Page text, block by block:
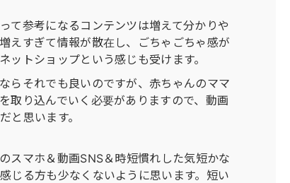
て参考になるコンテンツは増えて分かりや
えすぎて情報が散在し、ごちゃごちゃ感が
トショップという感じも受けます。
らそれでも良いのですが、赤ちゃんのママ
取り込んでいく必要がありますので、動画
と思います。
スマホ＆動画SNS＆時短慣れした気短かな
じる方も少なくないように思います。短い